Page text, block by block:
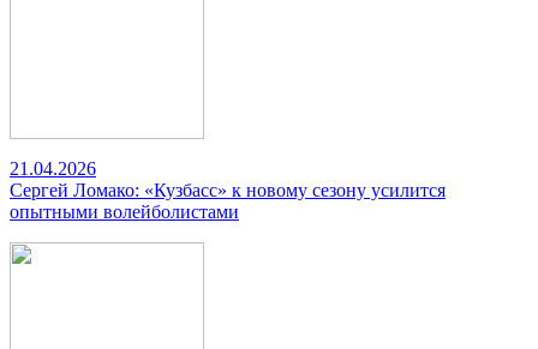
21.04.2026
Сергей Ломако: «Кузбасс» к новому сезону усилится
опытными волейболистами